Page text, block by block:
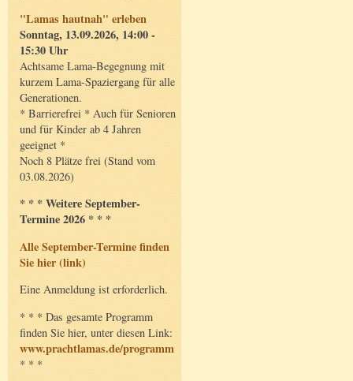
"Lamas hautnah" erleben
Sonntag, 13.09.2026, 14:00 -
15:30 Uhr
Achtsame Lama-Begegnung mit
kurzem Lama-Spaziergang für alle
Generationen.
* Barrierefrei * Auch für Senioren
und für Kinder ab 4 Jahren
geeignet *
Noch 8 Plätze frei (Stand vom
03.08.2026)
* * * Weitere September-
Termine 2026 * * *
Alle September-Termine finden
Sie hier (link)
Eine Anmeldung ist erforderlich.
* * * Das gesamte Programm
finden Sie hier, unter diesen Link:
www.prachtlamas.de/programm
* * *